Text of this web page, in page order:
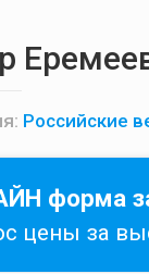
Российские
форма
цены за